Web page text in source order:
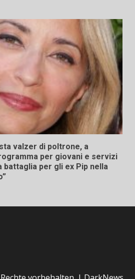
valzer di poltrone, a
per giovani e servizi
battaglia per gli ex Pip nella